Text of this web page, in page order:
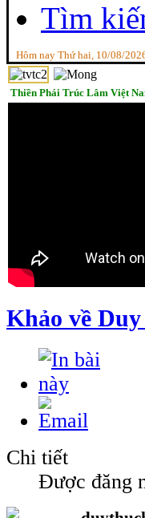
Tìm
Hôm nay Thứ hai, 10/08/
Thiền Phái Trúc Lâm Việt
Khảo về
Chi tiết
Được đăng